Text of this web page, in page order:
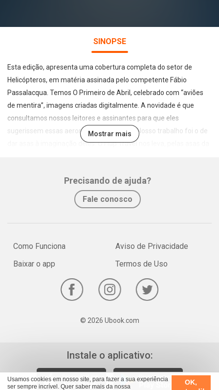
Usamos cookies em nosso site, para fazer a sua experiência
ser sempre incrível. Quer saber mais da nossa
OK,
SINOPSE
Esta edição, apresenta uma cobertura completa do setor de
Helicópteros, em matéria assinada pelo competente Fábio
Passalacqua. Temos O Primeiro de Abril, celebrado com “aviões
de mentira”, imagens criadas digitalmente. A novidade é que
consultamos nossos leitores e assinantes para que eles
sugerissem essas aeronaves de fantasia. Nosso trabalho foi o de
dar asas à imaginação deles. O Flap Travel nos leva, pelas asas da
com o VP de Vendas da Airbus Helicopters, Dominique Andreani,
que nos conta sobre os planos da fabricante para o Brasil e
região.E por falar em voos, nosso Flight Check é duplo nesta
Mostrar mais
Precisando de ajuda?
Fale conosco
Como Funciona
Baixar o app
Aviso de Privacidade
Termos de Uso
© 2026 Ubook.com
Instale o aplicativo: